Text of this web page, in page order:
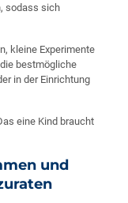
sodass sich
kleine Experimente
bestmögliche
in der Einrichtung
eine Kind braucht
und